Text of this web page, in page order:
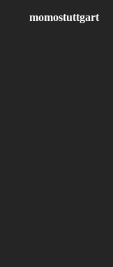
momostuttgart